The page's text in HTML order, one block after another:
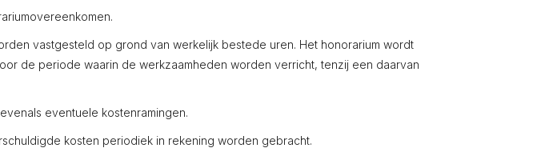
vastgesteld op grond van werkelijk bestede uren. Het honorarium wordt
de periode waarin de werkzaamheden worden verricht, tenzij een daarvan
eventuele kostenramingen.
kosten periodiek in rekening worden gebracht.